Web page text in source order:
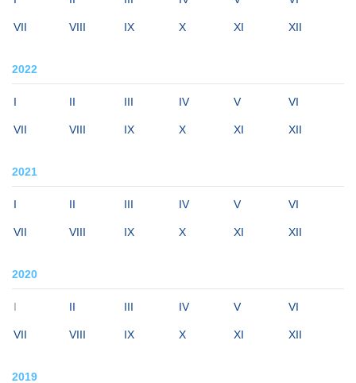
VII VIII IX X XI XII
2022
I II III IV V VI
VII VIII IX X XI XII
2021
I II III IV V VI
VII VIII IX X XI XII
2020
I II III IV V VI
VII VIII IX X XI XII
2019